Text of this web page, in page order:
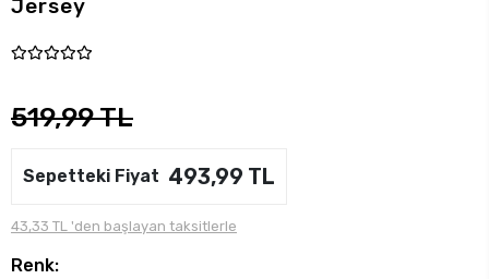
Jersey
519,99 TL
Sepetteki Fiyat 493,99 TL
43,33 TL 'den başlayan taksitlerle
Renk: